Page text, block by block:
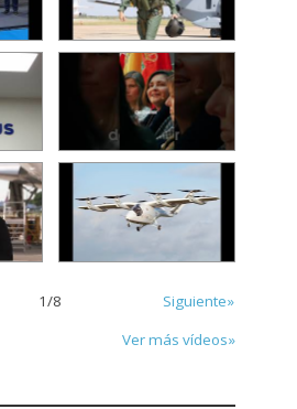
1/8
Siguiente»
Ver más vídeos»